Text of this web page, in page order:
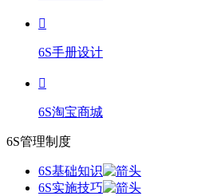
6S手册设计
6S淘宝商城
6S管理制度
6S基础知识
6S实施技巧